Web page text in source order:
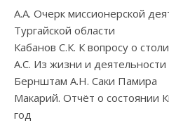
А.А. Очерк миссионерской
Тургайской области
Кабанов С.К. К вопросу о
А.С. Из жизни и деятельности
Бернштам А.Н. Саки Памира
Макарий. Отчёт о состоянии
год